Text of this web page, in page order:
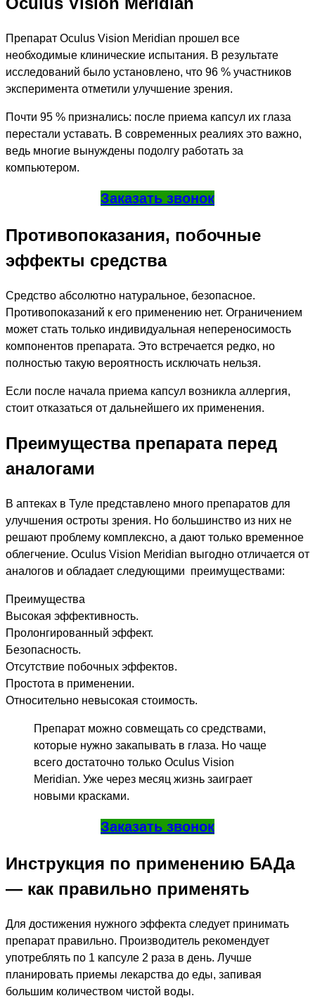
Препарат Oculus Vision Meridian прошел все
необходимые клинические испытания. В результате
исследований было установлено, что 96 % участников
эксперимента отметили улучшение зрения.
Почти 95 % признались: после приема капсул их глаза
перестали уставать. В современных реалиях это важно,
ведь многие вынуждены подолгу работать за
компьютером.
Заказать звонок
Противопоказания, побочные
эффекты средства
Средство абсолютно натуральное, безопасное.
Противопоказаний к его применению нет. Ограничением
может стать только индивидуальная непереносимость
компонентов препарата. Это встречается редко, но
полностью такую вероятность исключать нельзя.
Если после начала приема капсул возникла аллергия,
стоит отказаться от дальнейшего их применения.
Преимущества препарата перед
аналогами
В аптеках в Туле представлено много препаратов для
улучшения остроты зрения. Но большинство из них не
решают проблему комплексно, а дают только временное
облегчение. Oculus Vision Meridian выгодно отличается от
аналогов и обладает следующими преимуществами:
Преимущества
Высокая эффективность.
Пролонгированный эффект.
Безопасность.
Отсутствие побочных эффектов.
Простота в применении.
Относительно невысокая стоимость.
Препарат можно совмещать со средствами,
которые нужно закапывать в глаза. Но чаще
всего достаточно только Oculus Vision
Meridian. Уже через месяц жизнь заиграет
новыми красками.
Заказать звонок
Инструкция по применению БАДа
— как правильно применять
Для достижения нужного эффекта следует принимать
препарат правильно. Производитель рекомендует
употреблять по 1 капсуле 2 раза в день. Лучше
планировать приемы лекарства до еды, запивая
большим количеством чистой воды.